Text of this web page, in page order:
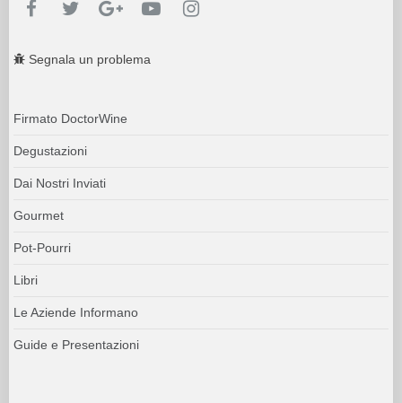
Segnala un problema
Firmato DoctorWine
Degustazioni
Dai Nostri Inviati
Gourmet
Pot-Pourri
Libri
Le Aziende Informano
Guide e Presentazioni